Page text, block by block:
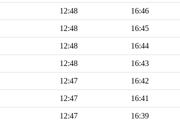
12:48 16:46
12:48 16:45
12:48 16:44
12:48 16:43
12:47 16:42
12:47 16:41
12:47 16:39